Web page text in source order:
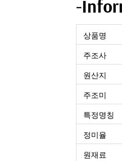
-
상품명
주조사
원산지
주조미
특정명칭
정미율
원재료